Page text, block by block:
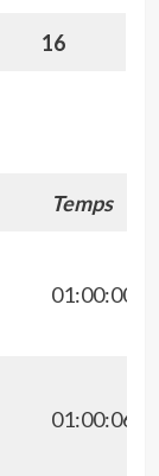
16
Temps
01:00:00
01:00:06